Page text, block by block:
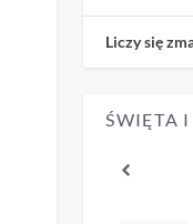
Liczy się
ŚWIĘTA